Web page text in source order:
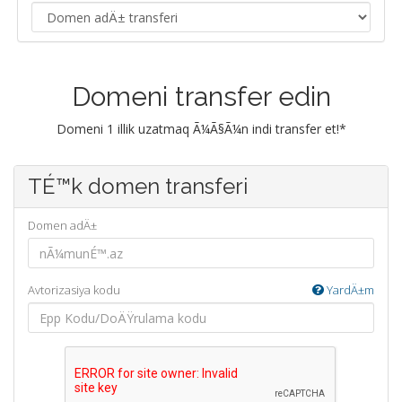
Domeni transfer edin
Domeni 1 illik uzatmaq Ã¼Ã§Ã¼n indi transfer et!*
TÉ™k domen transferi
Domen adÄ±
Avtorizasiya kodu YardÄ±m